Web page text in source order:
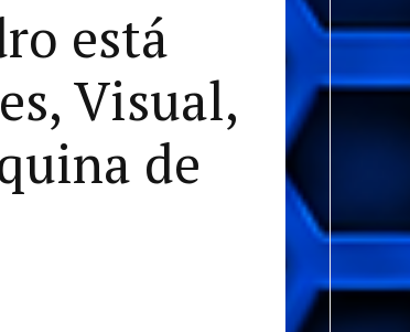
está
Visual,
de